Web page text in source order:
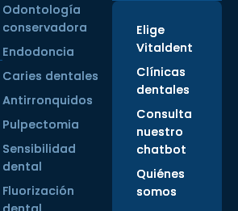
Odontología
conservadora
Endodoncia
Caries dentales
Antirronquidos
Pulpectomia
Sensibilidad
dental
Fluorización
Elige
Vitaldent
Clínicas
dentales
Consulta
nuestro
chatbot
Quiénes
somos